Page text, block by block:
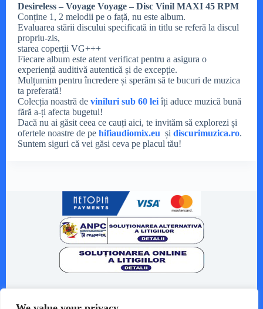
Desireless – Voyage Voyage – Disc Vinil MAXI 45 RPM
Conține 1, 2 melodii pe o față, nu este album.
Evaluarea stării discului specificată in titlu se referă la discul
propriu-zis,
starea coperții VG+++
Fiecare album este atent verificat pentru a asigura o
experiență auditivă autentică și de excepție.
Mulțumim pentru încredere și sperăm să te bucuri de muzica
ta preferată!
Colecția noastră de viniluri sub 60 leiîți aduce muzică bună
fără a-ți afecta bugetul!
Dacă nu ai găsit ceea ce cauți aici, te invităm să explorezi și
ofertele noastre de pe hifiaudiomix.eu și discurimuzica.ro.
Suntem siguri că vei găsi ceva pe placul tău!